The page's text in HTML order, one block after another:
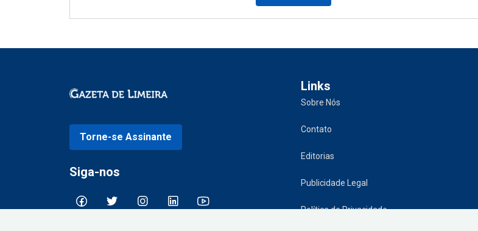
Torne-se Assinante
Siga-nos
Links
Sobre Nós
Contato
Editorias
Publicidade Legal
Política de Privacidade